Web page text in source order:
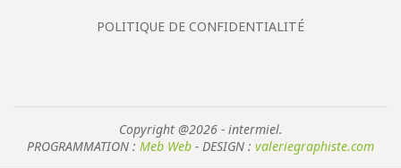
POLITIQUE DE CONFIDENTIALITÉ
Copyright @2026 - intermiel.
PROGRAMMATION : Meb Web - DESIGN : valeriegraphiste.com